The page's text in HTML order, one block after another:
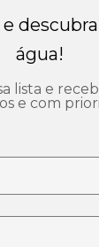
água!
lista e
e com